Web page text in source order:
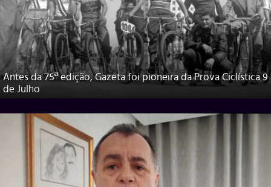
Antes da 75ª edição, Gazeta foi pioneira da Prova Ciclística 9
de Julho